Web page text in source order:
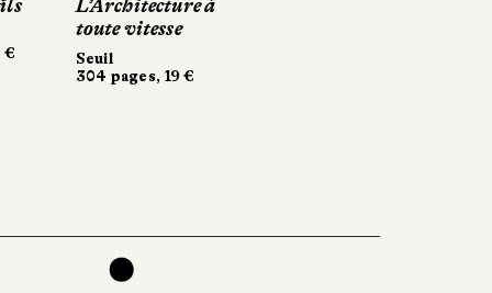
€
L’Architecture à
toute vitesse
Seuil
304 pages, 19 €